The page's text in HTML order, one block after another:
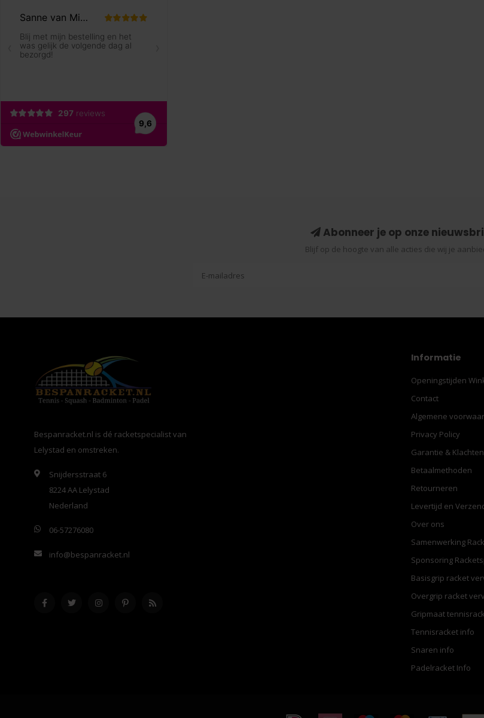
Abonneer je op onze
Blijf op de hoogte van alle acties die wij je
Bespanracket.nl is dé racketspecialist van
Lelystad en omstreken.
Snijdersstraat 6
8224 AA Lelystad
Nederland
06-57276080
info@bespanracket.nl
Informatie
Openingstijden
Contact
Algemene
Privacy Policy
Garantie & Klachten
Betaalmethoden
Retourneren
Levertijd en
Over ons
Samenwerking
Sponsoring
Basisgrip racket
Overgrip racket
Gripmaat
Tennisracket info
Snaren info
Padelracket Info